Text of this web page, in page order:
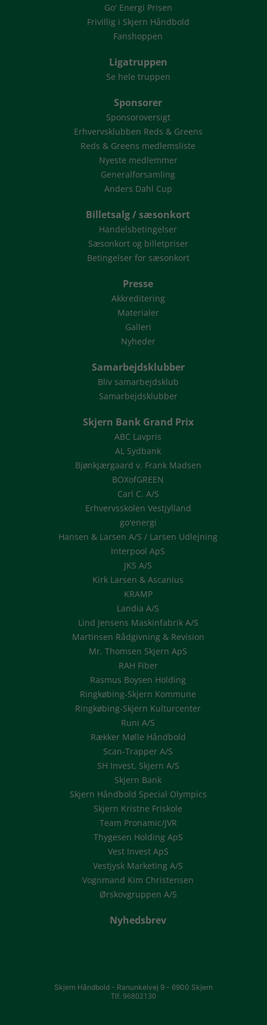
Go' Energi Prisen
Frivillig i Skjern Håndbold
Fanshoppen
Ligatruppen
Se hele truppen
Sponsorer
Sponsoroversigt
Erhvervsklubben Reds & Greens
Reds & Greens medlemsliste
Nyeste medlemmer
Generalforsamling
Anders Dahl Cup
Billetsalg / sæsonkort
Handelsbetingelser
Sæsonkort og billetpriser
Betingelser for sæsonkort
Presse
Akkreditering
Materialer
Galleri
Nyheder
Samarbejdsklubber
Bliv samarbejdsklub
Samarbejdsklubber
Skjern Bank Grand Prix
ABC Lavpris
AL Sydbank
Bjønkjærgaard v. Frank Madsen
BOXofGREEN
Carl C. A/S
Erhvervsskolen Vestjylland
go'energi
Hansen & Larsen A/S / Larsen Udlejning
Interpool ApS
JKS A/S
Kirk Larsen & Ascanius
KRAMP
Landia A/S
Lind Jensens Maskinfabrik A/S
Martinsen Rådgivning & Revision
Mr. Thomsen Skjern ApS
RAH Fiber
Rasmus Boysen Holding
Ringkøbing-Skjern Kommune
Ringkøbing-Skjern Kulturcenter
Runi A/S
Rækker Mølle Håndbold
Scan-Trapper A/S
SH Invest, Skjern A/S
Skjern Bank
Skjern Håndbold Special Olympics
Skjern Kristne Friskole
Team Pronamic/JVR
Thygesen Holding ApS
Vest Invest ApS
Vestjysk Marketing A/S
Vognmand Kim Christensen
Ørskovgruppen A/S
Nyhedsbrev
Skjern Håndbold - Ranunkelvej 9 - 6900 Skjern
Tlf. 96802130